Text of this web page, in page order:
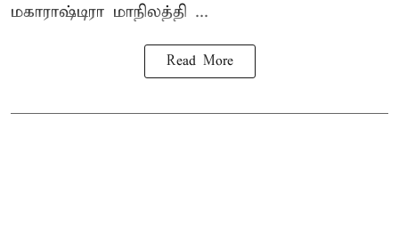
மகாராஷ்டிரா மாநிலத்தி ...
Read More